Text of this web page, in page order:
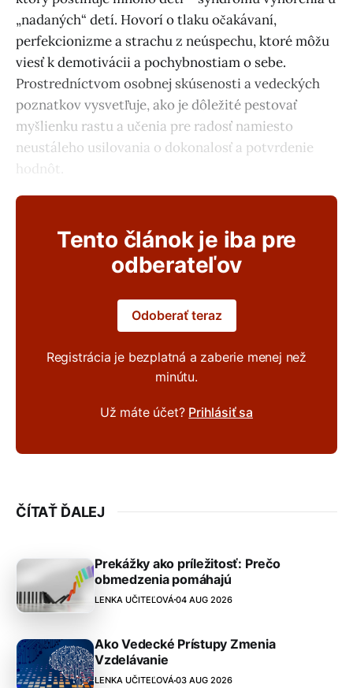
„nadaných“ detí. Hovorí o tlaku očakávaní,
perfekcionizme a strachu z neúspechu, ktoré môžu
viesť k demotivácii a pochybnostiam o sebe.
Prostredníctvom osobnej skúsenosti a vedeckých
poznatkov vysvetľuje, ako je dôležité pestovať
myšlienku rastu a učenia pre radosť namiesto
neustáleho usilovania o dokonalosť a potvrdenie
hodnôt.
Tento článok je iba pre
odberateľov
Odoberať teraz
Registrácia je bezplatná a zaberie menej než
minútu.
Už máte účet? Prihlásiť sa
ČÍTAŤ ĎALEJ
Prekážky ako príležitosť: Prečo
obmedzenia pomáhajú
LENKA UČITEĽOVÁ04 AUG 2026
Ako Vedecké Prístupy Zmenia
Vzdelávanie
LENKA UČITEĽOVÁ03 AUG 2026